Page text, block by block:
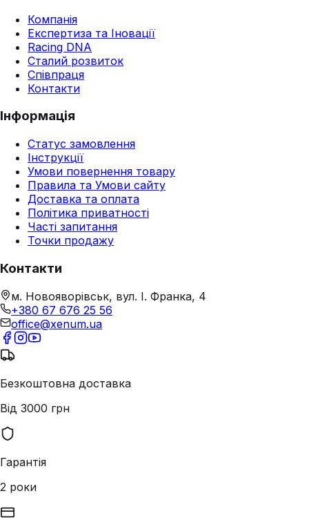
Компанія
Експертиза та Іновації
Racing DNA
Сталий розвиток
Співпраця
Контакти
Інформація
Статус замовлення
Інструкції
Умови повернення товару
Правила та Умови сайту
Доставка та оплата
Політика приватності
Часті запитання
Точки продажу
Контакти
м. Новояворівськ, вул. І. Франка, 4
+380 67 676 25 56
office@xenum.ua
Безкоштовна доставка
Від 3000 грн
Гарантія
2 роки